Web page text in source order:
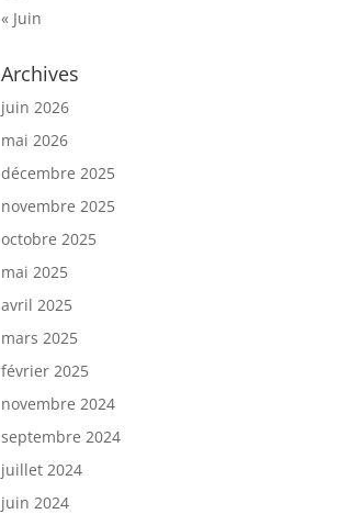
« Juin
Archives
juin 2026
mai 2026
décembre 2025
novembre 2025
octobre 2025
mai 2025
avril 2025
mars 2025
février 2025
novembre 2024
septembre 2024
juillet 2024
juin 2024